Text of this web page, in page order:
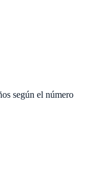
según el número